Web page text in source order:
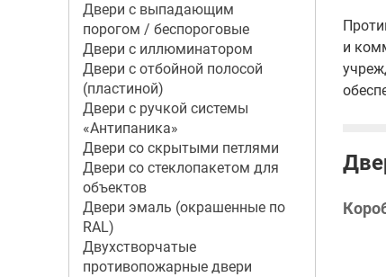
Двери с выпадающим
порогом / беспороговые
Двери с иллюминатором
Двери с отбойной полосой
(пластиной)
Двери с ручкой системы
«Антипаника»
Двери со скрытыми петлями
Двери со стеклопакетом для
объектов
Двери эмаль (окрашенные по
RAL)
Двухстворчатые
противопожарные двери
и